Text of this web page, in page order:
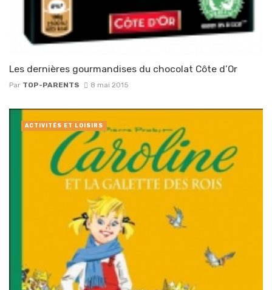
Les dernières gourmandises du chocolat Côte d’Or
Par TOP-PARENTS 8 mai 2015
ACTIVITÉS ET LOISIRS